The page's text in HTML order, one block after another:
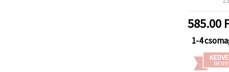
kreatív DIY
585.00
1-4